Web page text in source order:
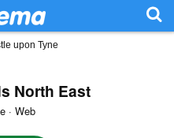
upon Tyne
North East
· Web